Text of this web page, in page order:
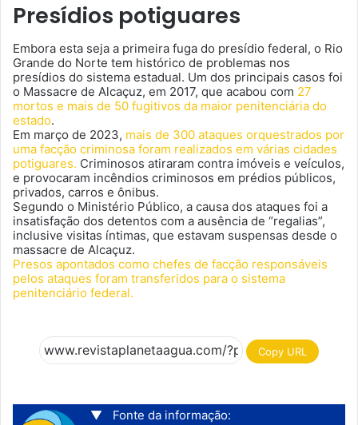
Presídios potiguares
Embora esta seja a primeira fuga do presídio federal, o Rio
Grande do Norte tem histórico de problemas nos
presídios do sistema estadual. Um dos principais casos foi
o Massacre de Alcaçuz, em 2017, que acabou com 27
mortos e mais de 50 fugitivos da maior penitenciária do
estado.
Em março de 2023, mais de 300 ataques orquestrados por
uma facção criminosa foram realizados em várias cidades
potiguares. Criminosos atiraram contra imóveis e veículos,
e provocaram incêndios criminosos em prédios públicos,
privados, carros e ônibus.
Segundo o Ministério Público, a causa dos ataques foi a
insatisfação dos detentos com a ausência de “regalias”,
inclusive visitas íntimas, que estavam suspensas desde o
massacre de Alcaçuz.
Presos apontados como chefes de facção responsáveis
pelos ataques foram transferidos para o sistema
penitenciário federal.
Copy URL
▼
Fonte da informação: